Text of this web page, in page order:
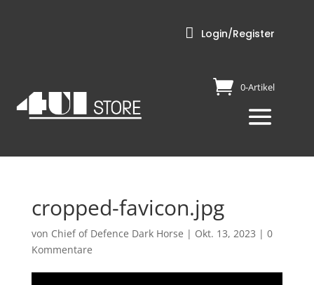
 Login/Register
0-Artikel
cropped-favicon.jpg
von Chief of Defence Dark Horse | Okt. 13, 2023 | 0
Kommentare